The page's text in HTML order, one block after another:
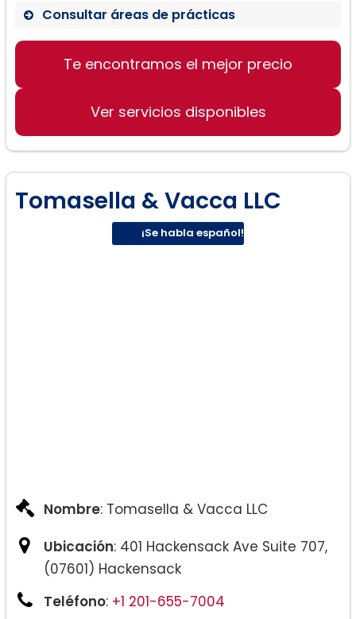
Consultar áreas de prácticas
Derecho de Divorcio
Derecho Penal
Te encontramos el mejor precio
Ver servicios disponibles
Tomasella & Vacca LLC
¡Se habla español!
Nombre: Tomasella & Vacca LLC
Ubicación: 401 Hackensack Ave Suite 707,
(07601) Hackensack
Teléfono: +1 201-655-7004